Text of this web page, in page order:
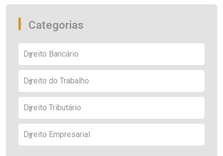
Categorias
Direito Bancário
Direito do Trabalho
Direito Tributário
Direito Empresarial